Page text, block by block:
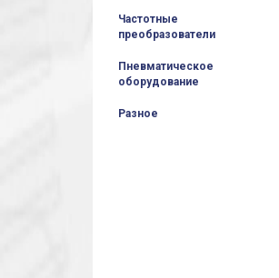
Частотные
преобразователи
Пневматическое
оборудование
Разное